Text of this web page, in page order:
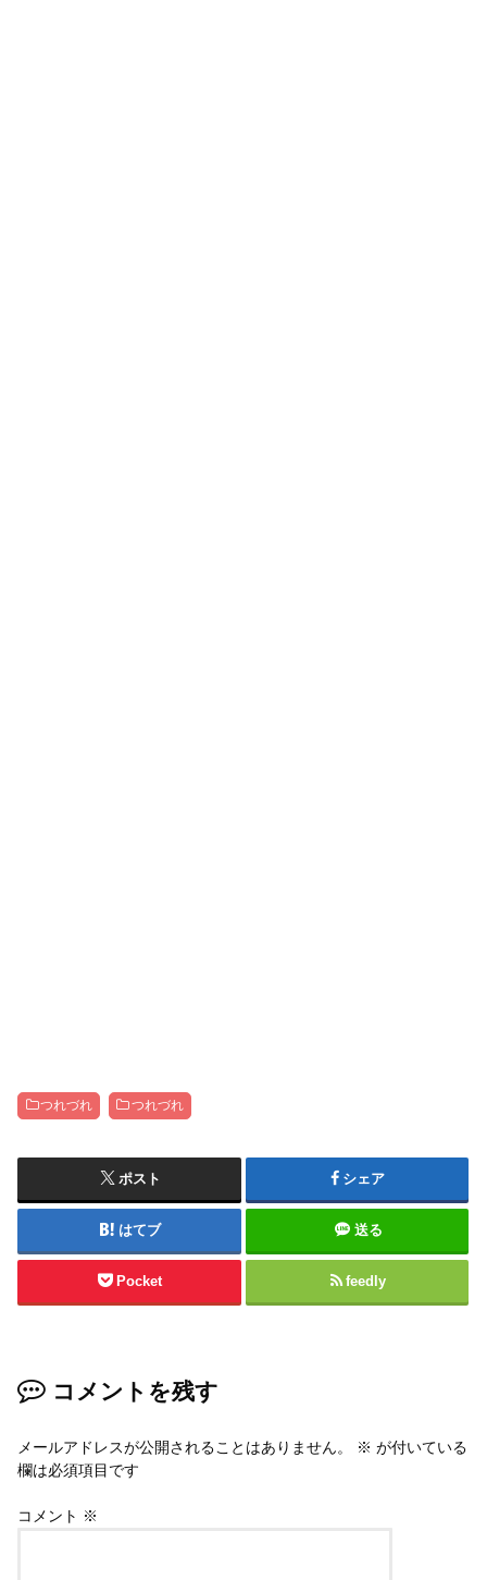
つれづれ つれづれ
ポスト シェア
はてブ 送る
Pocket feedly
コメントを残す
メールアドレスが公開されることはありません。 ※ が付いている
欄は必須項目です
コメント ※